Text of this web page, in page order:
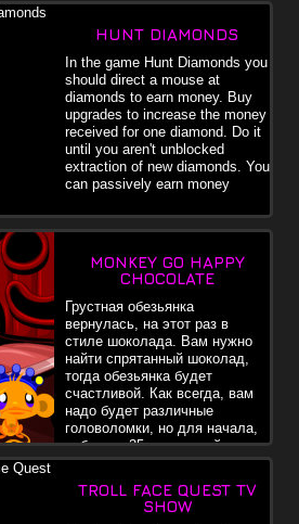
HUNT DIAMONDS
In the game Hunt Diamonds you
should direct a mouse at
diamonds to earn money. Buy
upgrades to increase the money
received for one diamond. Do it
until you aren't unblocked
extraction of new diamonds. You
can passively earn money
MONKEY GO HAPPY
CHOCOLATE
Грустная обезьянка
вернулась, на этот раз в
стиле шоколада. Вам нужно
найти спрятанный шоколад,
тогда обезьянка будет
счастливой. Как всегда, вам
надо будет различные
головоломки, но для начала,
собирите 35 шоколадой, тогда
в замок.
TROLL FACE QUEST TV
SHOW